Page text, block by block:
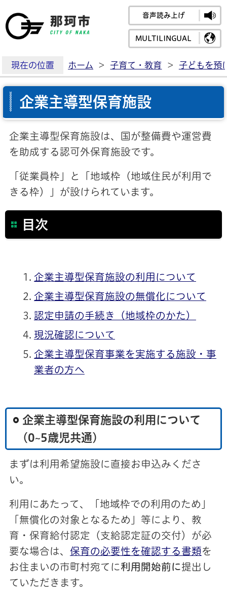
那珂市公式ホームペ
音声読み上げ
MULTILINGUAL
現在の位置 ホーム > 子育て・教育 > 子どもを預
企業主導型保育施設
企業主導型保育施設は、国が整備費や運営費
を助成する認可外保育施設です。
「従業員枠」と「地域枠（地域住民が利用で
きる枠）」が設けられています。
目次
企業主導型保育施設の利用について
企業主導型保育施設の無償化について
認定申請の手続き（地域枠のかた）
現況確認について
企業主導型保育事業を実施する施設・事
業者の方へ
企業主導型保育施設の利用について
(0~5歳児共通)
まずは利用希望施設に直接お申込みくださ
い。
利用にあたって、「 地域枠での利用のため
無償化の対象となるため
」等により、教
育・保育給付認定（支給認定証の交付）が必
要な場合は、 保育の必要性を確認する書類 を
お住まいの市町村宛てに 利用開始前に提出し
ていただきます。